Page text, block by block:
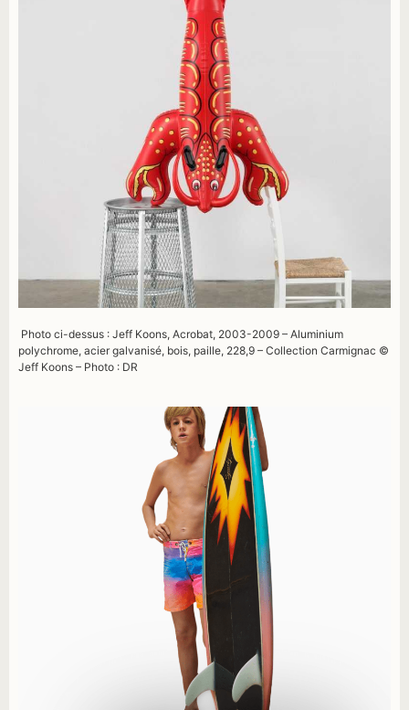
Photo ci-dessus : Jeff Koons, Acrobat, 2003-2009 – Aluminium
polychrome, acier galvanisé, bois, paille, 228,9 – Collection Carmignac ©
Jeff Koons – Photo : DR